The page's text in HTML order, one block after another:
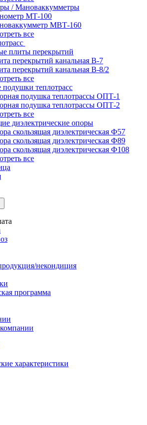
/ Мановаккумметры
МТ-100
МВТ-160
все
плиты перекрытий
перекрытий канальная В-7
перекрытий канальная В-8/2
все
теплотрасс
подушка теплотрассы ОПТ-1
подушка теплотрассы ОПТ-2
все
диэлектрические опоры
скользящая диэлектрическая Ф57
скользящая диэлектрическая Ф89
скользящая диэлектрическая Ф108
все
некондиция
программа
характеристики